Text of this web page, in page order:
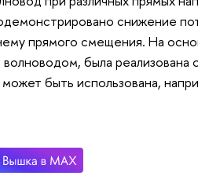
снижение
прямого смещения. На
была реализована
может быть использована,